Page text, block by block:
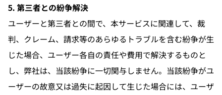
5. 第三者との紛争解決
ユーザーと第三者との間で、本サービスに関連して、裁
判、クレーム、請求等のあらゆるトラブルを含む紛争が生
じた場合、ユーザー各自の責任や費用で解決するものと
し、弊社は、当該紛争に一切関与しません。当該紛争がユ
ーザーの故意又は過失に起因して生じた場合には、ユーザ